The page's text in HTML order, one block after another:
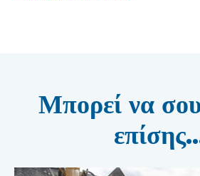
Μπορεί να